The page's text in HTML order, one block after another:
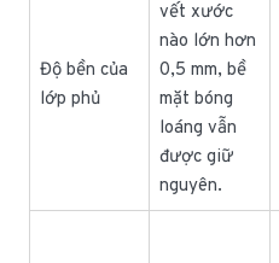
Độ bền của
lớp phủ
vết xước
nào lớn hơn
0,5 mm, bề
mặt bóng
loáng vẫn
được giữ
nguyên.